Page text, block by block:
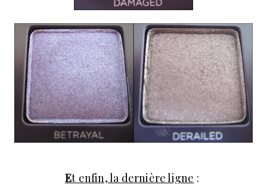
Et enfin, la dernière ligne :